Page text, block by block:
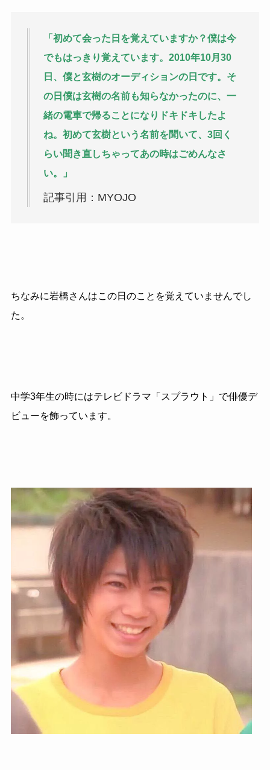
「初めて会った日を覚えていますか？僕は今
でもはっきり覚えています。2010年10月30
日、僕と玄樹のオーディションの日です。 そ
の日僕は玄樹の名前も知らなかったのに、 一
緒の電車で帰ることになりドキドキしたよ
ね。 初めて玄樹という名前を聞いて、 3回く
らい聞き直しちゃってあの時はごめんなさ
い。」
記事引用：MYOJO
ちなみに岩橋さんはこの日のことを覚えていませんでし
た。
中学3年生の時にはテレビドラマ「スプラウト」で俳優デ
ビューを飾っています。